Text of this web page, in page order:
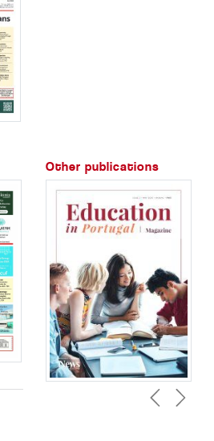
Other publications
Previous
Next